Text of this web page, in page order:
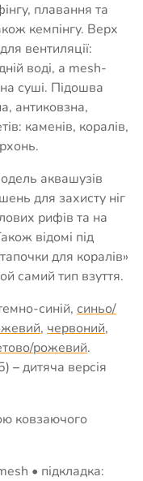
плавання та
кемпінгу. Верх
вентиляції:
воді, а mesh-
суші. Підошва
антиковзна,
каменів, коралів,
аквашузів
для захисту ніг
рифів та на
відомі під
для коралів»
самий тип взуття.
синій, синьо/
, червоний,
рожевий.
–дитяча версія
ковзаючого
• підкладка: